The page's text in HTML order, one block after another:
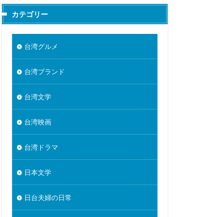
カテゴリー
台湾グルメ
台湾ブランド
台湾文学
台湾映画
台湾ドラマ
日本文学
日台夫婦の日常